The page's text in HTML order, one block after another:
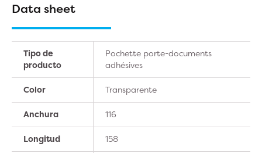
Data sheet
Tipo de
producto
Pochette porte-documents
adhésives
Color Transparente
Anchura 116
Longitud 158